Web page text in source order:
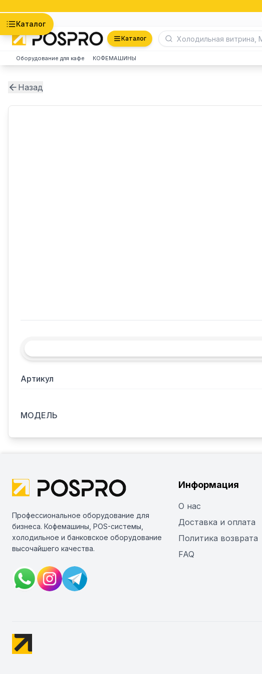
Каталог
Каталог
Оборудование для кафе КОФЕМАШИНЫ
Назад
Артикул
МОДЕЛЬ
Профессиональное оборудование для
бизнеса. Кофемашины, POS-системы,
холодильное и банковское оборудование
высочайшего качества.
Информация
О нас
Доставка и оплата
Политика возврата
FAQ